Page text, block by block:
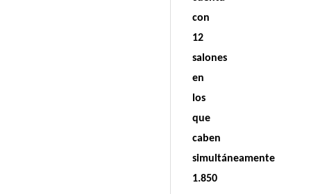
con
12
salones
en
los
que
caben
simultáneamente
1.850